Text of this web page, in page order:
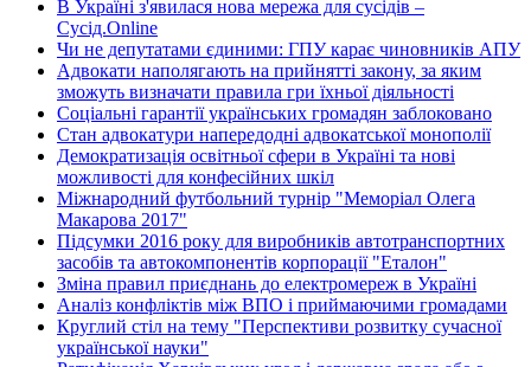
В Україні з'явилася нова мережа для сусідів –
Сусід.Online
Чи не депутатами єдиними: ГПУ карає чиновників АПУ
Адвокати наполягають на прийнятті закону, за яким
зможуть визначати правила гри їхньої діяльності
Соціальні гарантії українських громадян заблоковано
Стан адвокатури напередодні адвокатської монополії
Демократизація освітньої сфери в Україні та нові
можливості для конфесійних шкіл
Міжнародний футбольний турнір "Меморіал Олега
Макарова 2017"
Підсумки 2016 року для виробників автотранспортних
засобів та автокомпонентів корпорації "Еталон"
Зміна правил приєднань до електромереж в Україні
Аналіз конфліктів між ВПО і приймаючими громадами
Круглий стіл на тему "Перспективи розвитку сучасної
української науки"